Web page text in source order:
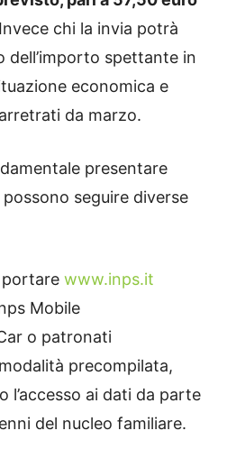
chi la invia potrà
dell’importo spettante in
economica e
da marzo.
presentare
possono seguire diverse
portare www.inps.it
Mobile
o patronati
precompilata,
l’accesso ai dati da parte
del nucleo familiare.